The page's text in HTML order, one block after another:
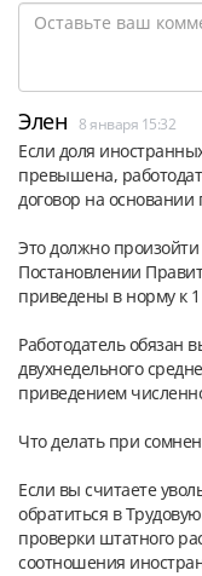
Элен 8 января 15:32
Если доля
превышена,
договор на основании
Это должно
Постановлении
приведены в норму к 1
Работодатель обязан
двухнедельного
приведением
Что делать при
Если вы считаете
обратиться в
проверки штатного
соотношения